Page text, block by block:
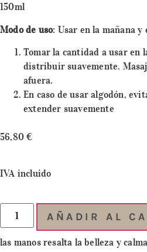
150ml
Modo de uso: Usar en la mañana y
Tomar la cantidad a usar en
distribuir suavemente.
afuera.
En caso de usar algodón,
extender suavemente
56,80€
IVA incluido
AÑADIR AL
las manos resalta la belleza y